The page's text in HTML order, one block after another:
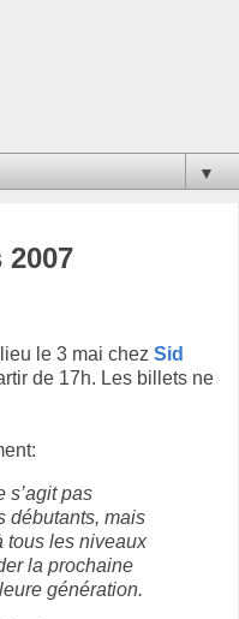
▼
le 3 mai chez Sid
de 17h. Les billets ne
s’agit pas
débutants, mais
tous les niveaux
la prochaine
génération.